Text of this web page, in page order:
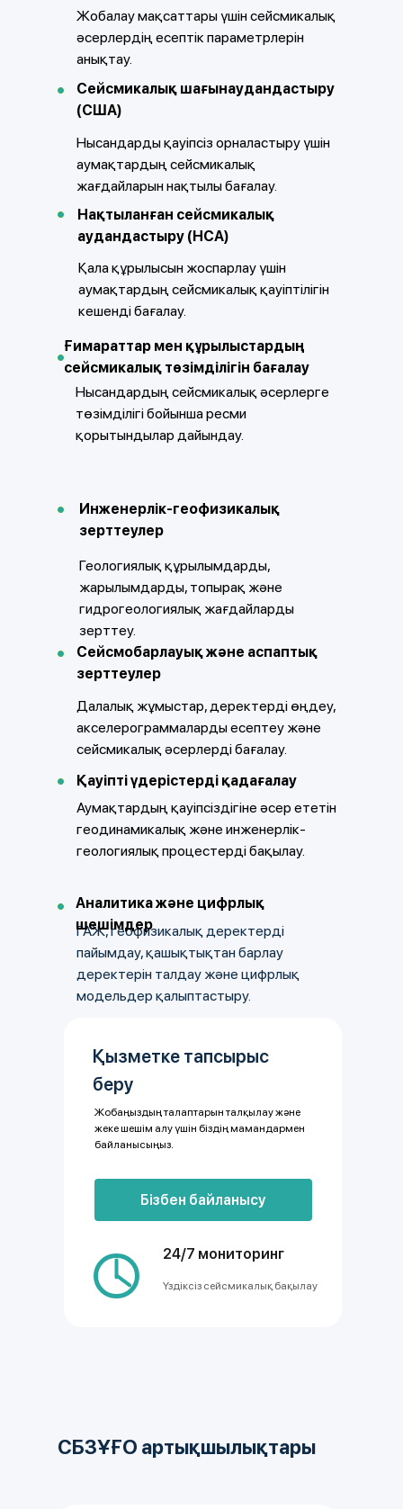
Геологиялық құрылымдарды,
жарылымдарды, топырақ және
гидрогеологиялық жағдайларды
зерттеу.
Инженерлік-геофизикалық
зерттеулер
Сейсмобарлауық және аспаптық
зерттеулер
Далалық жұмыстар, деректерді өңдеу,
акселерограммаларды есептеу және
сейсмикалық әсерлерді бағалау.
Аумақтардың қауіпсіздігіне әсер ететін
геодинамикалық және инженерлік-
геологиялық процестерді бақылау.
Қауіпті үдерістерді қадағалау
ГАЖ, геофизикалық деректерді
пайымдау, қашықтықтан барлау
деректерін талдау және цифрлық
модельдер қалыптастыру.
Аналитика және цифрлық
шешімдер
Жобалау мақсаттары үшін сейсмикалық
әсерлердің есептік параметрлерін
анықтау.
Сейсмикалық шағынаудандастыру
(США)
Нысандарды қауіпсіз орналастыру үшін
аумақтардың сейсмикалық
жағдайларын нақтылы бағалау.
Қала құрылысын жоспарлау үшін
аумақтардың сейсмикалық қауіптілігін
кешенді бағалау.
Нақтыланған сейсмикалық
аудандастыру (НСА)
Ғимараттар мен құрылыстардың
сейсмикалық төзімділігін бағалау
Нысандардың сейсмикалық әсерлерге
төзімділігі бойынша ресми
қорытындылар дайындау.
Қызметке тапсырыс
беру
Жобаңыздың талаптарын талқылау және
жеке шешім алу үшін біздің мамандармен
байланысыңыз.
Бізбен байланысу
Үздіксіз сейсмикалық бақылау
24/7 мониторинг
СБЗҰҒО артықшылықтары